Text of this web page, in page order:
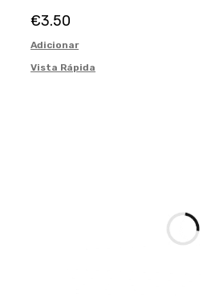
€3.50
Adicionar
Vista Rápida